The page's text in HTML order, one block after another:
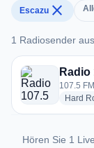
Escazu close
1 Radiosender
1 Radiosender
Radio
107.5
Hard
Hören Sie 1